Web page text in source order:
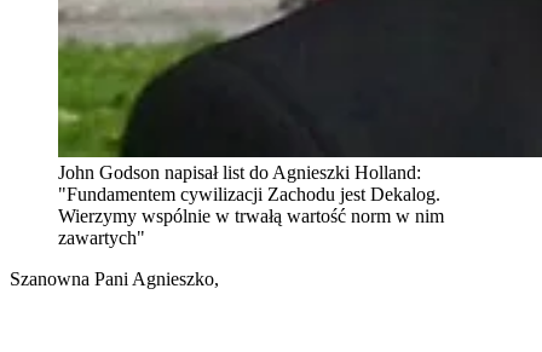
John Godson napisał list do Agnieszki Holland:
"Fundamentem cywilizacji Zachodu jest Dekalog.
Wierzymy wspólnie w trwałą wartość norm w nim
zawartych"
Szanowna Pani Agnieszko,